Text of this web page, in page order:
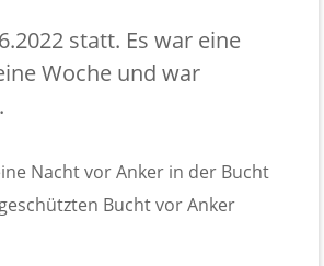
statt. Es war eine
Woche und war
Nacht vor Anker in der Bucht
Bucht vor Anker